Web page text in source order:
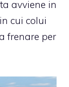
avviene in
cui colui
frenare per